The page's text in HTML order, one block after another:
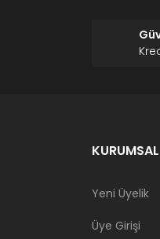
KURUMSAL
Yeni Üyelik
Üye Girişi